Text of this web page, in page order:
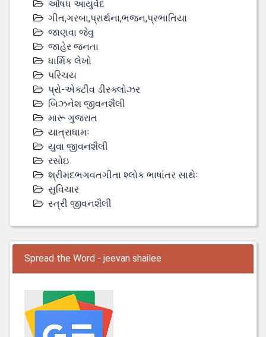
ઔષધ આયુર્વેદ
ગીત,ગરબા,પ્રાર્થના,ભજન,પ્રભાતિયા
જાણવા જેવુ
જાહેર જનતા
ધાર્મિક લેખો
પરિચય
પ્રો-એક્ટીવ ડીસ્‍ક્લોઝર
બિઝનેશ જીવનશૈલી
મારૂ ગુજરાત
યાત્રાધામઃ
યુવા જીવનશૈલી
રસોઇ
શ્રીમદભગવતગીતા શ્લોક ભાષાંતર સાથેઃ
સુવિચાર
સ્ત્રી જીવનશૈલી
Spread the Word - jeevan shailee